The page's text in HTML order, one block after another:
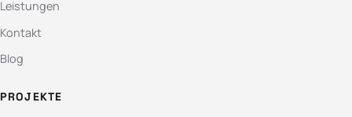
Leistungen
Kontakt
Blog
PROJEKTE